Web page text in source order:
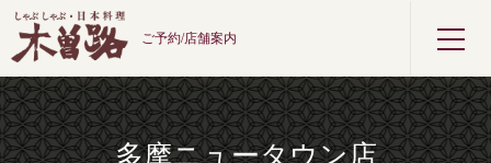
ご予約/店舗案内
多摩ニュータウン店